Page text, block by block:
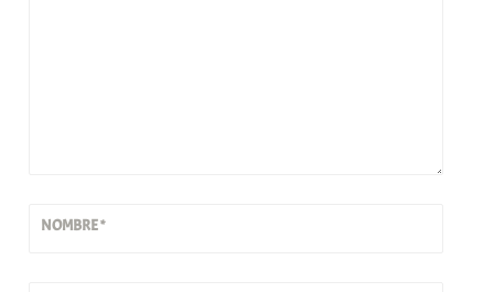
NOMBRE*